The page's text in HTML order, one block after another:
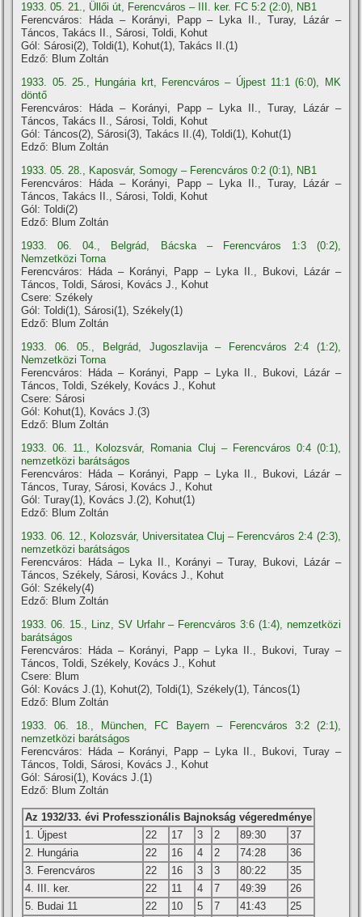
1933. 05. 21., Üllői út, Ferencváros – III. ker. FC 5:2 (2:0), NB1
Ferencváros: Háda – Korányi, Papp – Lyka II., Turay, Lázár –
Táncos, Takács II., Sárosi, Toldi, Kohut
Gól: Sárosi(2), Toldi(1), Kohut(1), Takács II.(1)
Edző: Blum Zoltán
1933. 05. 25., Hungária krt, Ferencváros – Újpest 11:1 (6:0), MK
döntő
Ferencváros: Háda – Korányi, Papp – Lyka II., Turay, Lázár –
Táncos, Takács II., Sárosi, Toldi, Kohut
Gól: Táncos(2), Sárosi(3), Takács II.(4), Toldi(1), Kohut(1)
Edző: Blum Zoltán
1933. 05. 28., Kaposvár, Somogy – Ferencváros 0:2 (0:1), NB1
Ferencváros: Háda – Korányi, Papp – Lyka II., Turay, Lázár –
Táncos, Takács II., Sárosi, Toldi, Kohut
Gól: Toldi(2)
Edző: Blum Zoltán
1933. 06. 04., Belgrád, Bácska – Ferencváros 1:3 (0:2),
Nemzetközi Torna
Ferencváros: Háda – Korányi, Papp – Lyka II., Bukovi, Lázár –
Táncos, Toldi, Sárosi, Kovács J., Kohut
Csere: Székely
Gól: Toldi(1), Sárosi(1), Székely(1)
Edző: Blum Zoltán
1933. 06. 05., Belgrád, Jugoszlavija – Ferencváros 2:4 (1:2),
Nemzetközi Torna
Ferencváros: Háda – Korányi, Papp – Lyka II., Bukovi, Lázár –
Táncos, Toldi, Székely, Kovács J., Kohut
Csere: Sárosi
Gól: Kohut(1), Kovács J.(3)
Edző: Blum Zoltán
1933. 06. 11., Kolozsvár, Romania Cluj – Ferencváros 0:4 (0:1),
nemzetközi barátságos
Ferencváros: Háda – Korányi, Papp – Lyka II., Bukovi, Lázár –
Táncos, Turay, Sárosi, Kovács J., Kohut
Gól: Turay(1), Kovács J.(2), Kohut(1)
Edző: Blum Zoltán
1933. 06. 12., Kolozsvár, Universitatea Cluj – Ferencváros 2:4 (2:3),
nemzetközi barátságos
Ferencváros: Háda – Lyka II., Korányi – Turay, Bukovi, Lázár –
Táncos, Székely, Sárosi, Kovács J., Kohut
Gól: Székely(4)
Edző: Blum Zoltán
1933. 06. 15., Linz, SV Urfahr – Ferencváros 3:6 (1:4), nemzetközi
barátságos
Ferencváros: Háda – Korányi, Papp – Lyka II., Bukovi, Turay –
Táncos, Toldi, Székely, Kovács J., Kohut
Csere: Blum
Gól: Kovács J.(1), Kohut(2), Toldi(1), Székely(1), Táncos(1)
Edző: Blum Zoltán
1933. 06. 18., München, FC Bayern – Ferencváros 3:2 (2:1),
nemzetközi barátságos
Ferencváros: Háda – Korányi, Papp – Lyka II., Bukovi, Turay –
Táncos, Toldi, Sárosi, Kovács J., Kohut
Gól: Sárosi(1), Kovács J.(1)
Edző: Blum Zoltán
Az 1932/33. évi Professzionális Bajnokság végeredménye
1. Újpest
22 17 3 2 89:30
37
2. Hungária
22 16 4 2 74:28
36
3. Ferencváros
22 16 3 3 80:22
35
4. III. ker.
22 11 4 7 49:39
26
5. Budai 11
22 10 5 7 41:43
25